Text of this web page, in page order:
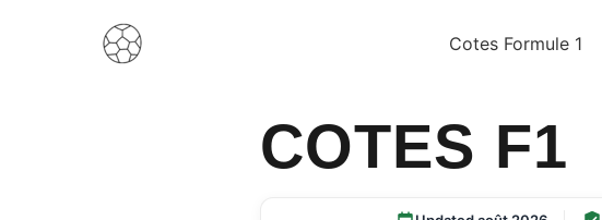
Cotes Formule 1
COTES F1